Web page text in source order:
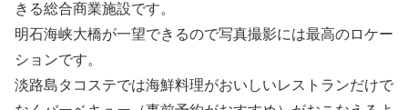
きる総合商業施設です。
明石海峡大橋が一望できるので写真撮影には最高のロケー
ションです。
淡路島タコステでは海鮮料理がおいしいレストランだけで